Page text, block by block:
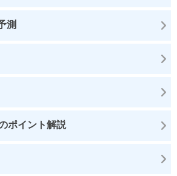
測
ポイント解説